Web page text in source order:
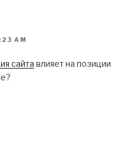
AM
сайта влияет на позиции